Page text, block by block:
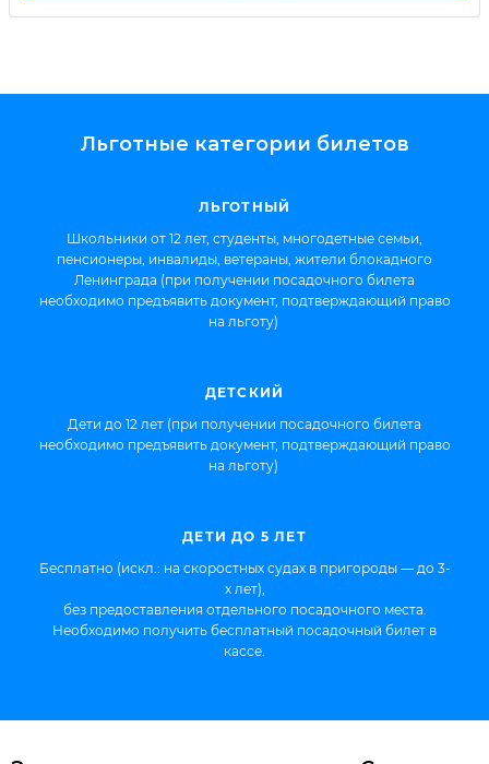
Льготные категории билетов
ЛЬГОТНЫЙ
Школьники от 12 лет, студенты, многодетные семьи,
пенсионеры, инвалиды, ветераны, жители блокадного
Ленинграда (при получении посадочного билета
необходимо предъявить документ, подтверждающий право
на льготу)
ДЕТСКИЙ
Дети до 12 лет (при получении посадочного билета
необходимо предъявить документ, подтверждающий право
на льготу)
ДЕТИ ДО 5 ЛЕТ
Бесплатно (искл.: на скоростных судах в пригороды — до 3-
х лет),
без предоставления отдельного посадочного места.
Необходимо получить бесплатный посадочный билет в
кассе.